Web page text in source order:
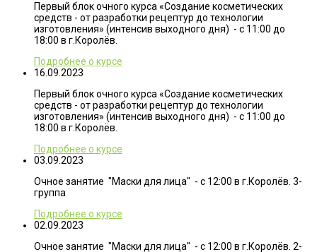
Первый блок очного курса «Создание косметических
средств - от разработки рецептур до технологии
изготовления» (интенсив выходного дня) - с 11:00 до
18:00 в г.Королёв.
Подробнее о курсе
16.09.2023
Первый блок очного курса «Создание косметических
средств - от разработки рецептур до технологии
изготовления» (интенсив выходного дня) - с 11:00 до
18:00 в г.Королёв.
Подробнее о курсе
03.09.2023
Очное занятие "Маски для лица" - с 12:00 в г.Королёв. 3-
группа
Подробнее о курсе
02.09.2023
Очное занятие "Маски для лица" - с 12:00 в г.Королёв. 2-